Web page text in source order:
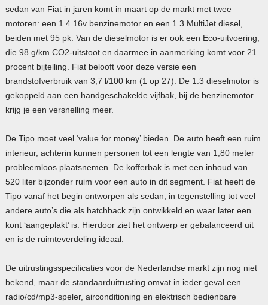
sedan van Fiat in jaren komt in maart op de markt met twee
motoren: een 1.4 16v benzinemotor en een 1.3 MultiJet diesel,
beiden met 95 pk. Van de dieselmotor is er ook een Eco-uitvoering,
die 98 g/km CO2-uitstoot en daarmee in aanmerking komt voor 21
procent bijtelling. Fiat belooft voor deze versie een
brandstofverbruik van 3,7 l/100 km (1 op 27). De 1.3 dieselmotor is
gekoppeld aan een handgeschakelde vijfbak, bij de benzinemotor
krijg je een versnelling meer.
De Tipo moet veel ‘value for money’ bieden. De auto heeft een ruim
interieur, achterin kunnen personen tot een lengte van 1,80 meter
probleemloos plaatsnemen. De kofferbak is met een inhoud van
520 liter bijzonder ruim voor een auto in dit segment. Fiat heeft de
Tipo vanaf het begin ontworpen als sedan, in tegenstelling tot veel
andere auto’s die als hatchback zijn ontwikkeld en waar later een
kont ‘aangeplakt’ is. Hierdoor ziet het ontwerp er gebalanceerd uit
en is de ruimteverdeling ideaal.
De uitrustingsspecificaties voor de Nederlandse markt zijn nog niet
bekend, maar de standaarduitrusting omvat in ieder geval een
radio/cd/mp3-speler, airconditioning en elektrisch bedienbare